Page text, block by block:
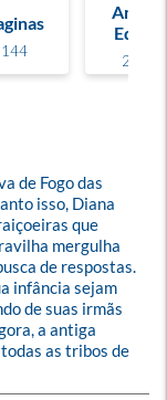
144
Ano de
Edição
2023
de Fogo das
isso, Diana
que
mergulha
de respostas.
infância sejam
de suas irmãs
a antiga
as tribos de